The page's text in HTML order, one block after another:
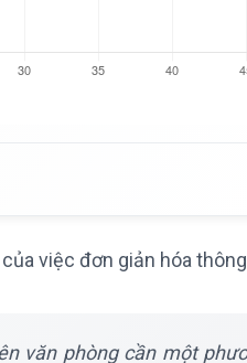
việc đơn giản hóa
văn phòng cần một